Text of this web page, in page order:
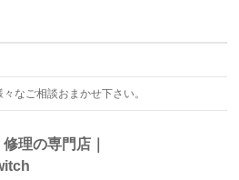
なご相談おまかせ下さい。
理の専門店｜